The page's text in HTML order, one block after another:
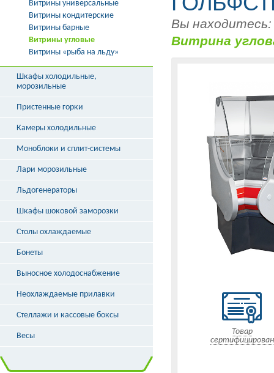
Вы находитесь:
Витрина
Товар
сертифицирован
Витрины универсальные
Витрины кондитерские
Витрины барные
Витрины угловые
Витрины «рыба на льду»
Шкафы холодильные,
морозильные
Пристенные горки
Камеры холодильные
Моноблоки и сплит-системы
Лари морозильные
Льдогенераторы
Шкафы шоковой заморозки
Столы охлаждаемые
Бонеты
Выносное холодоснабжение
Неохлаждаемые прилавки
Стеллажи и кассовые боксы
Весы